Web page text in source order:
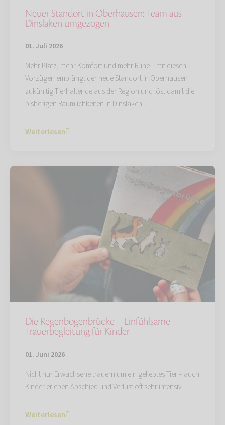
Neuer Standort in Oberhausen: Team aus
Dinslaken umgezogen
01. Juli 2026
Mehr Platz, mehr Komfort und mehr Ruhe – mit diesen
Vorzügen empfängt der neue Standort in Oberhausen
zukünftig Tierhaltende aus der Region und löst damit die
bisherigen Räumlichkeiten in Dinslaken…
Weiterlesen
Die Regenbogenbrücke – Einfühlsame
Trauerbegleitung für Kinder
01. Juni 2026
Nicht nur Erwachsene trauern um ein geliebtes Tier – auch
Kinder erleben Abschied und Verlust oft sehr intensiv.
Weiterlesen